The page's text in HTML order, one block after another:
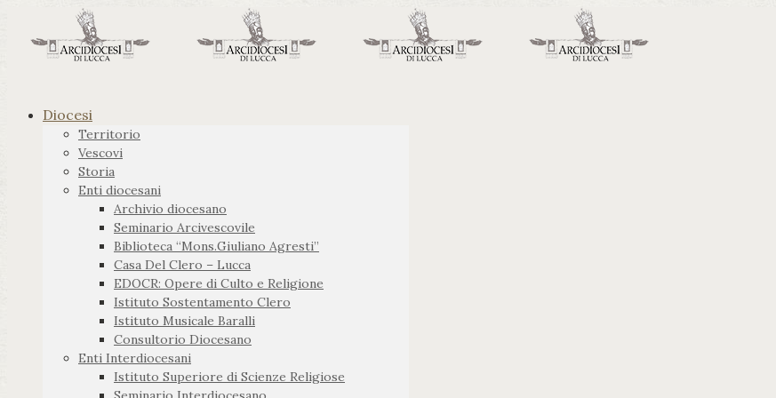
Diocesi
Territorio
Vescovi
Storia
Enti diocesani
Archivio diocesano
Seminario Arcivescovile
Biblioteca “Mons.Giuliano Agresti”
Casa Del Clero – Lucca
EDOCR: Opere di Culto e Religione
Istituto Sostentamento Clero
Istituto Musicale Baralli
Consultorio Diocesano
Enti Interdiocesani
Istituto Superiore di Scienze Religiose